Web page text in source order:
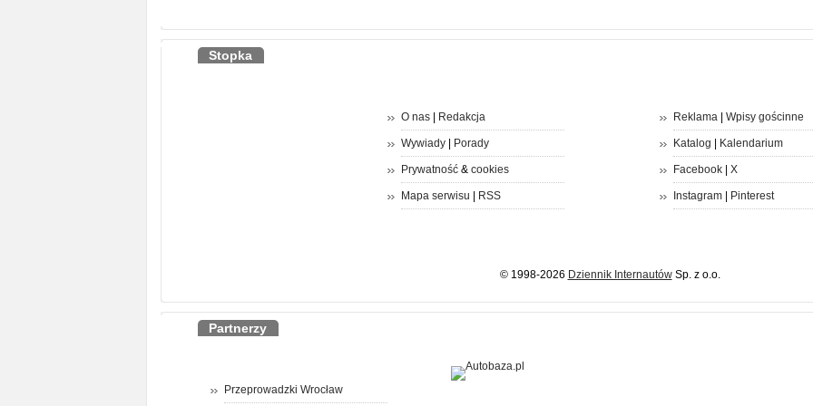
Stopka
O nas| Redakcja
Wywiady| Porady
Prywatność& cookies
Mapa serwisu RSS
Reklama| Wpisy gościnne
Katalog Kalendarium
Facebook| X
Instagram| Pinterest
© 1998-2026 Dziennik InternautówSp. z o.o.
Partnerzy
Przeprowadzki Wrocław